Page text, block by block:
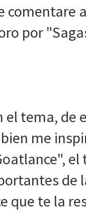
comentare
por
tema, de
me
de
que te la